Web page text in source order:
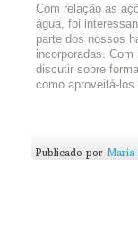
Com relação às
água, foi
parte dos nossos
incorporadas.
discutir sobre
como aproveitá-los
Publicado por Maria